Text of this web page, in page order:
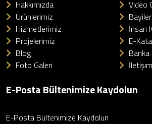
Hakkımızda
Ürünlerimiz
Hizmetlerimiz
Projelerimiz
Blog
Foto Galeri
Video
İnsan
E-
Banka
İletişim
E-Posta Bültenimize Kaydolun
E-Posta Bültenimize Kaydolun